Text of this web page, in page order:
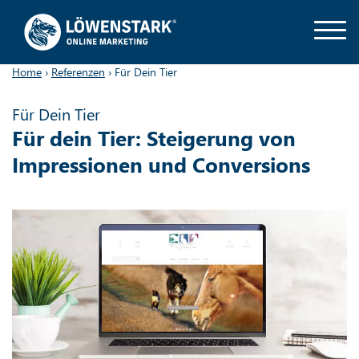
Home › Referenzen › Für Dein Tier
Für Dein Tier
Für dein Tier: Steigerung von
Impressionen und Conversions